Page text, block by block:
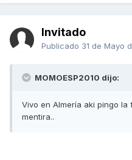
Invitado
Publicado 31 de Mayo
MOMOESP2010 dijo:
Vivo en Almería aki pingo
mentira..